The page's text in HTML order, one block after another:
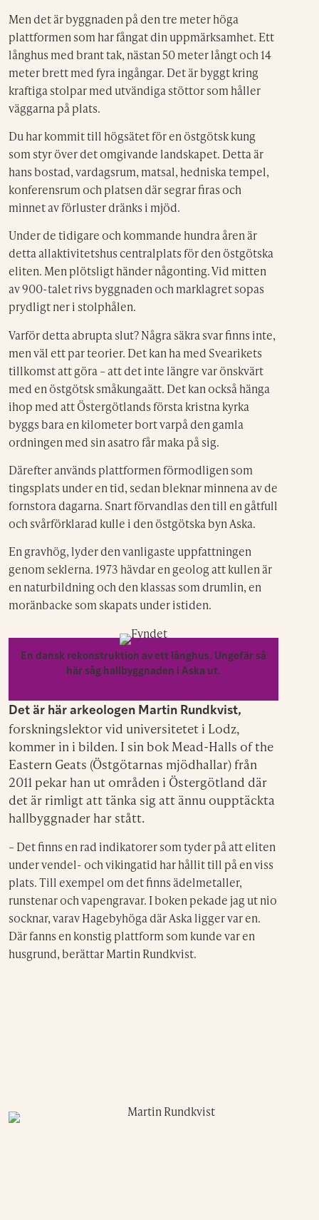
Men det är byggnaden på den tre meter höga
plattformen som har fångat din uppmärksamhet. Ett
långhus med brant tak, nästan 50 meter långt och 14
meter brett med fyra ingångar. Det är byggt kring
kraftiga stolpar med utvändiga stöttor som håller
väggarna på plats.
Du har kommit till högsätet för en östgötsk kung
som styr över det omgivande landskapet. Detta är
hans bostad, vardagsrum, matsal, hedniska tempel,
konferensrum och platsen där segrar firas och
minnet av förluster dränks i mjöd.
Under de tidigare och kommande hundra åren är
detta allaktivitetshus centralplats för den östgötska
eliten. Men plötsligt händer någonting. Vid mitten
av 900-talet rivs byggnaden och marklagret sopas
prydligt ner i stolphålen.
Varför detta abrupta slut? Några säkra svar finns inte,
men väl ett par teorier. Det kan ha med Svearikets
tillkomst att göra – att det inte längre var önskvärt
med en östgötsk småkungaätt. Det kan också hänga
ihop med att Östergötlands första kristna kyrka
byggs bara en kilometer bort varpå den gamla
ordningen med sin asatro får maka på sig.
Därefter används plattformen förmodligen som
tingsplats under en tid, sedan bleknar minnena av de
fornstora dagarna. Snart förvandlas den till en gåtfull
och svårförklarad kulle i den östgötska byn Aska.
En gravhög, lyder den vanligaste uppfattningen
genom seklerna. 1973 hävdar en geolog att kullen är
en naturbildning och den klassas som drumlin, en
moränbacke som skapats under istiden.
En dansk rekonstruktion av ett långhus. Ungefär så
här såg hallbyggnaden i Aska ut.
Det är här arkeologen Martin Rundkvist,
forskningslektor vid universitetet i Lodz,
kommer in i bilden. I sin bok Mead-Halls of the
Eastern Geats (Östgötarnas mjödhallar) från
2011 pekar han ut områden i Östergötland där
det är rimligt att tänka sig att ännu oupptäckta
hallbyggnader har stått.
– Det finns en rad indikatorer som tyder på att eliten
under vendel- och vikingatid har hållit till på en viss
plats. Till exempel om det finns ädelmetaller,
runstenar och vapengravar. I boken pekade jag ut nio
socknar, varav Hagebyhöga där Aska ligger var en.
Där fanns en konstig plattform som kunde var en
husgrund, berättar Martin Rundkvist.